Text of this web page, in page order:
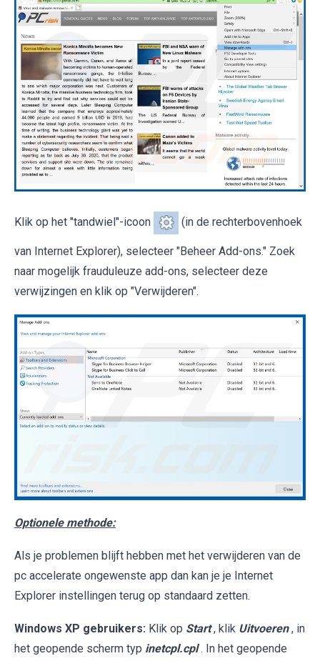
Klik op het "tandwiel"-icoon (in de rechterbovenhoek
van Internet Explorer), selecteer "Beheer Add-ons." Zoek
naar mogelijk frauduleuze add-ons, selecteer deze
verwijzingen en klik op "Verwijderen".
Optionele methode:
Als je problemen blijft hebben met het verwijderen van de
pc accelerate ongewenste app dan kan je je Internet
Explorer instellingen terug op standaard zetten.
Windows XP gebruikers: Klik op Start , klik Uitvoeren , in
het geopende scherm typ inetcpl.cpl . In het geopende